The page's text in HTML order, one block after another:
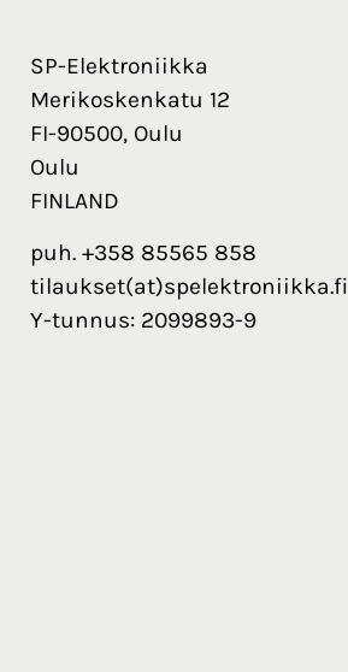
SP-Elektroniikka
Merikoskenkatu 12
FI-90500, Oulu
Oulu
FINLAND
puh. +358 85565 858
tilaukset(at)spelektroniikka.fi
Y-tunnus: 2099893-9